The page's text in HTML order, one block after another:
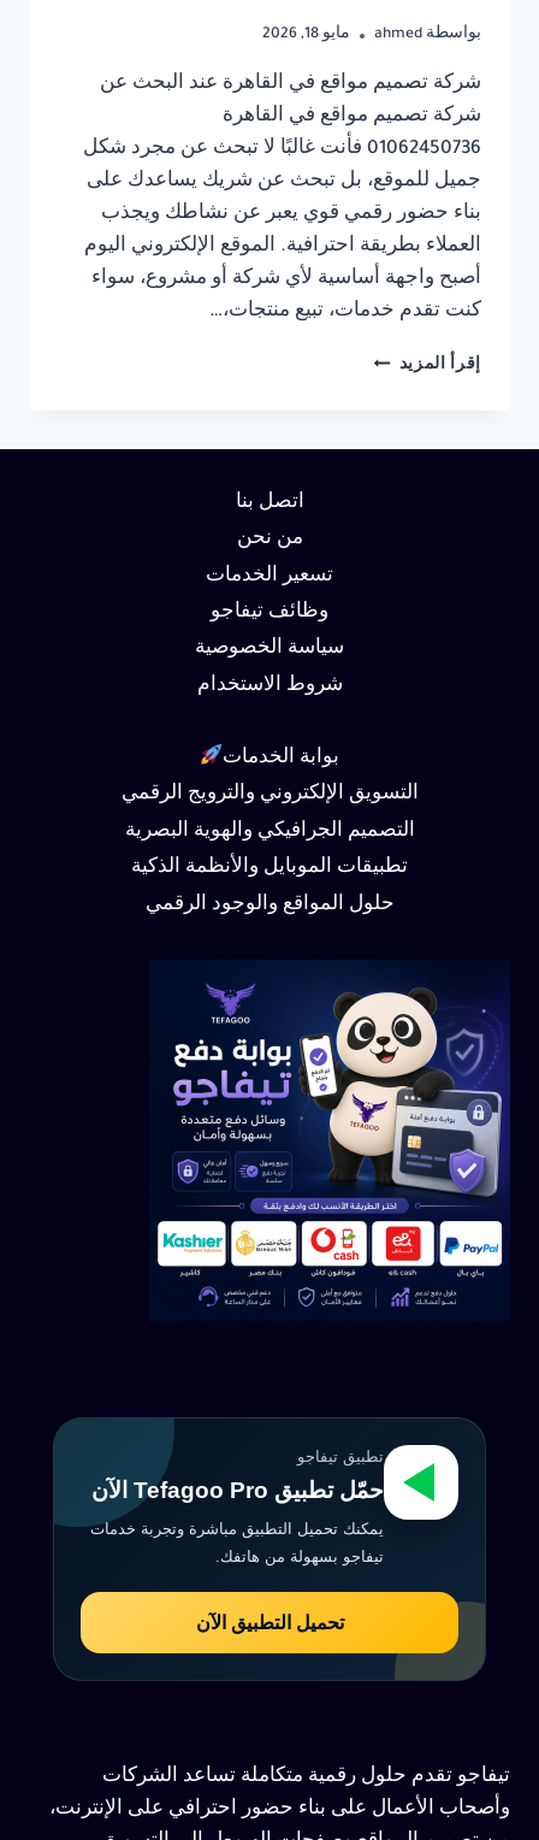
بواسطة ahmed مايو 18, 2026
شركة تصميم مواقع في القاهرة عند البحث عن
شركة تصميم مواقع في القاهرة
01062450736 فأنت غالبًا لا تبحث عن مجرد شكل
جميل للموقع، بل تبحث عن شريك يساعدك على
بناء حضور رقمي قوي يعبر عن نشاطك ويجذب
العملاء بطريقة احترافية. الموقع الإلكتروني اليوم
أصبح واجهة أساسية لأي شركة أو مشروع، سواء
كنت تقدم خدمات، تبيع منتجات،…
إقرأ المزيد شركة
اتصل بنا
من نحن
تسعير الخدمات
وظائف تيفاجو
سياسة الخصوصية
شروط الاستخدام
بوابة الخدمات
التسويق الإلكتروني والترويج الرقمي
التصميم الجرافيكي والهوية البصرية
تطبيقات الموبايل والأنظمة الذكية
حلول المواقع والوجود الرقمي
تطبيق تيفاجو
حمّل تطبيق Tefagoo Pro الآن
يمكنك تحميل التطبيق مباشرة وتجربة خدمات
تيفاجو بسهولة من هاتفك.
تحميل التطبيق الآن
تيفاجو تقدم حلول رقمية متكاملة تساعد الشركات
وأصحاب الأعمال على بناء حضور احترافي على الإنترنت،